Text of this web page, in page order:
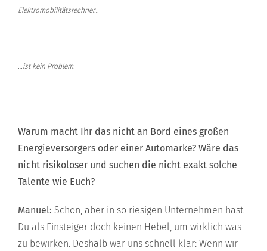
Elektromobilitätsrechner…
…ist kein Problem.
Warum macht Ihr das nicht an Bord eines großen
Energieversorgers oder einer Automarke? Wäre das
nicht risikoloser und suchen die nicht exakt solche
Talente wie Euch?
Manuel: Schon, aber in so riesigen Unternehmen hast
Du als Einsteiger doch keinen Hebel, um wirklich was
zu bewirken. Deshalb war uns schnell klar: Wenn wir